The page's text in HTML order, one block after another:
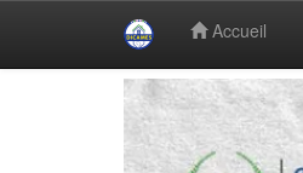
Accueil